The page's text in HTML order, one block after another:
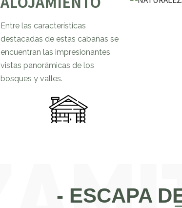
Entre las características
destacadas de estas cabañas se
encuentran las impresionantes
vistas panorámicas de los
bosques y valles.
- ESCAPA